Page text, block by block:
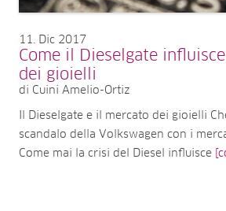
11 Dic 2017
Come il Dieselgate
dei gioielli
di Cuini Amelio-Ortiz
Il Dieselgate e il mercato dei gioielli
scandalo della Volkswagen con i
Come mai la crisi del Diesel influisce